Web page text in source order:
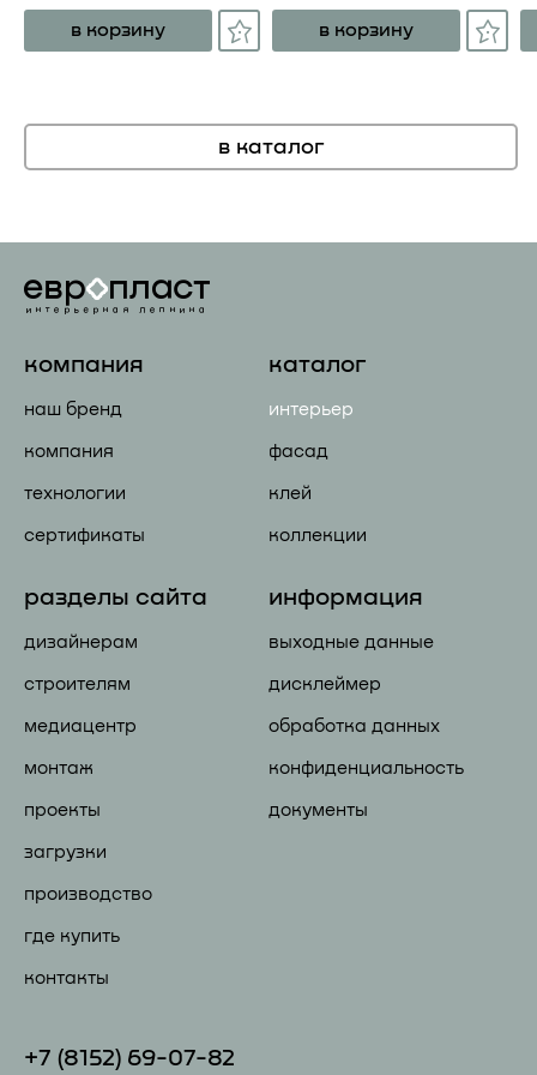
в корзину в корзину
в каталог
компания
наш бренд
компания
технологии
сертификаты
каталог
интерьер
фасад
клей
коллекции
разделы сайта
дизайнерам
строителям
медиацентр
монтаж
проекты
загрузки
производство
где купить
контакты
информация
выходные данные
дисклеймер
обработка данных
конфиденциальность
документы
+7 (81 52) 69-07-82